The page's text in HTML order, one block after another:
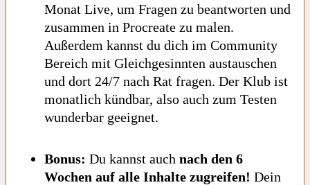
Monat Live, um Fragen zu beantworten und
zusammen in Procreate zu malen.
Außerdem kannst du dich im Community
Bereich mit Gleichgesinnten austauschen
und dort 24/7 nach Rat fragen. Der Klub ist
monatlich kündbar, also auch zum Testen
wunderbar geeignet.
Bonus: Du kannst auch nach den 6
Wochen auf alle Inhalte zugreifen! Dein